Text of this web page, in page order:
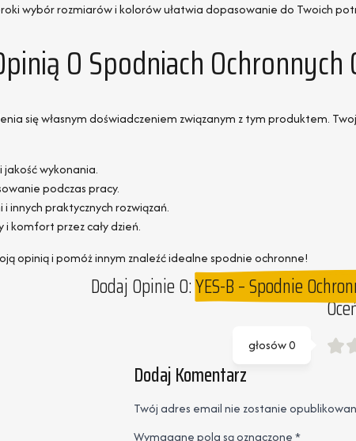
wybór rozmiarów i kolorów ułatwia dopasowanie do Twoich
O Spodniach Ochronnych
się własnym doświadczeniem związanym z tym produktem.
jakość wykonania.
podczas pracy.
i innych praktycznych rozwiązań.
i komfort przez cały dzień.
opinią i pomóż innym znaleźć idealne spodnie ochronne!
Dodaj Opinie O:YES-B – Spodnie
głosów0
Dodaj Komentarz
Twój adres email nie zostanie
Wymagane pola są oznaczone*